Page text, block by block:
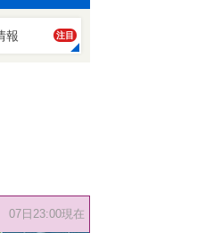
報 注目
07日23:00現在